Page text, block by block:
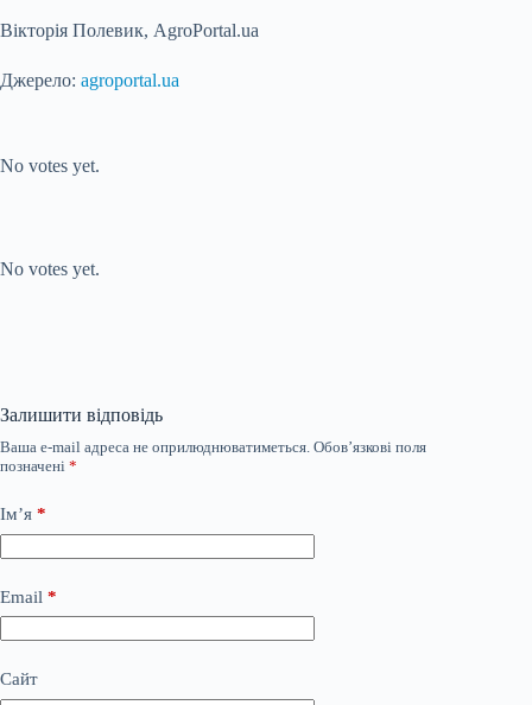
Вікторія Полевик, AgroPortal.ua
Джерело: agroportal.ua
No votes yet.
No votes yet.
Залишити відповідь
Ваша e-mail адреса не оприлюднюватиметься. Обов’язкові поля
позначені *
Ім’я *
Email *
Сайт